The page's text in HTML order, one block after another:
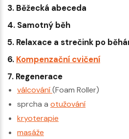
3. Běžecká abeceda
4. Samotný běh
5. Relaxace a strečink po
6. Kompenzační cvičení
7. Regenerace
válcování(Foam Roller)
sprcha a otužování
kryoterapie
masáže